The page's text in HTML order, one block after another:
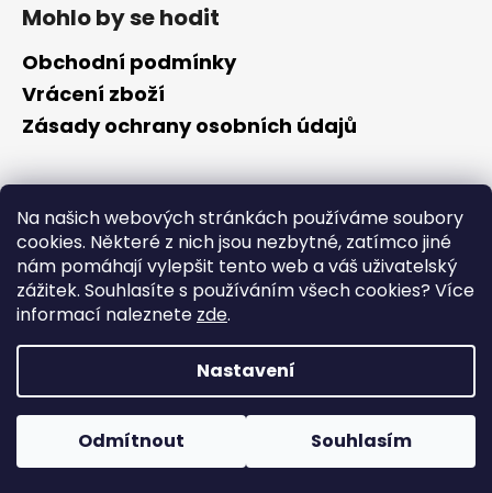
Na našich webových stránkách používáme soubory
cookies. Některé z nich jsou nezbytné, zatímco jiné
nám pomáhají vylepšit tento web a váš uživatelský
zážitek. Souhlasíte s používáním všech cookies? Více
informací naleznete zde.
Nastavení
Odmítnout Souhlasím
k
v
p
i
s
u
Mohlo by se hodit
Obchodní podmínky
Vrácení zboží
Zásady ochrany osobních údajů
info @cyklotomek.cz
Sledujte nás na FB
cyklotomek_
Copyright 2026CykloTomek. Všechna práva vyhrazena.
Upravit nastavení cookies